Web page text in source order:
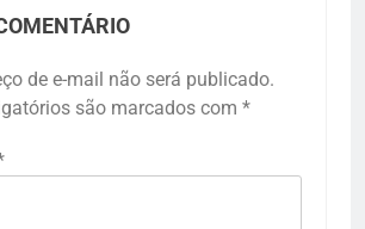
de e-mail não será publicado.
são marcados com *